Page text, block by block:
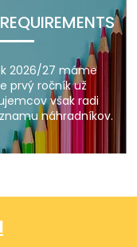
2026/27 máme
prvý ročník už
však radi
náhradníkov.